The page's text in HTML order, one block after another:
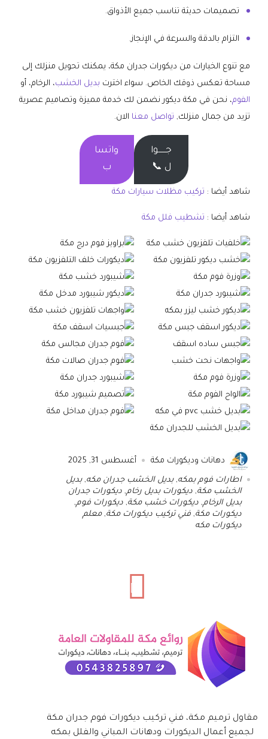
تصميمات حديثة تناسب جميع الأذواق.
التزام بالدقة والسرعة في الإنجاز.
مع تنوع الخيارات من ديكورات جدران مكة، يمكنك تحويل منزلك إلى
مساحة تعكس ذوقك الخاص. سواء اخترت بديل الخشب، الرخام، أو
الفوم، نحن في مكة ديكور نضمن لك خدمة مميزة وتصاميم عصرية
تزيد من جمال منزلك, تواصل معنا الان.
جــــــوا
ل 📞
واتسا
ب
شاهد أيضا : تركيب مظلات سيارات مكة
شاهد أيضا : تشطيب فلل مكة
دهانات وديكورات مكة أغسطس 31, 2025
اطارات فوم بمكه,بديل الخشب جدران مكه,بديل
الخشب مكة, ديكورات بديل رخام, ديكورات جدران
بديل الرخام, ديكورات خشب مكة, ديكورات فوم,
ديكورات مكة, فني تركيب ديكورات مكة,معلم
ديكورات مكه
مقاول ترميم مكة، فني تركيب ديكورات فوم جدران مكة
لجميع أعمال الديكورات ودهانات المباني والفلل بمكه